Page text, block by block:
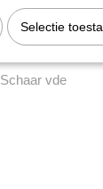
vde
Selectie